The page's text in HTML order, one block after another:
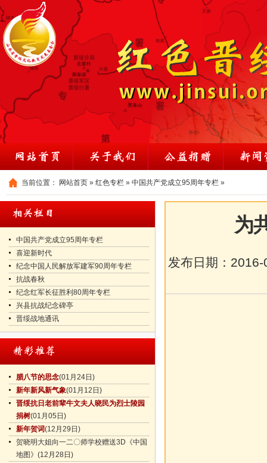
当前位置： 网站首页 » 红色专栏 » 中国共产党成立95周年专栏 »
中国共产党成立95周年专栏
喜迎新时代
纪念中国人民解放军建军90周年专栏
抗战春秋
纪念红军长征胜利80周年专栏
兴县抗战纪念碑亭
晋绥战地通讯
腊八节的思念(01月24日)
新年新风新气象(01月12日)
晋绥抗日老前辈牛文夫人晓民为烈士陵园
捐树(01月05日)
新年贺词(12月29日)
贺晓明大姐向一二〇师学校赠送3D《中国
地图》 (12月28日)
为
发布日期： 2016-